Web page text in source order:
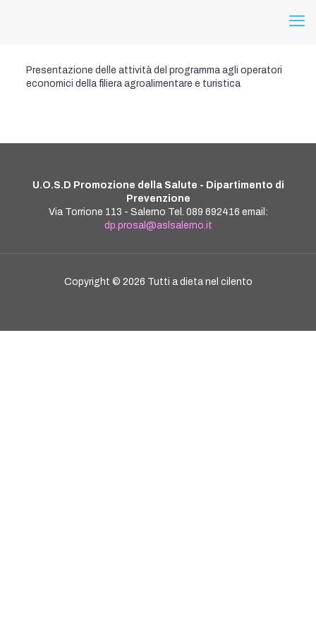
Presentazione delle attività del programma agli operatori
economici della filiera agroalimentare e turistica
U.O.S.D Promozione della Salute - Dipartimento di
Prevenzione
Via Torrione 113 - Salerno Tel. 089 692416 email:
dp.prosal@aslsalerno.it
Copyright © 2026 Tutti a dieta nel cilento